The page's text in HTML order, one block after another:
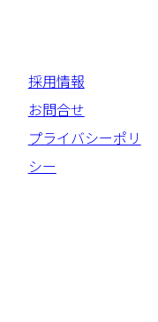
採用情報
お問合せ
プライバシーポリ
シー